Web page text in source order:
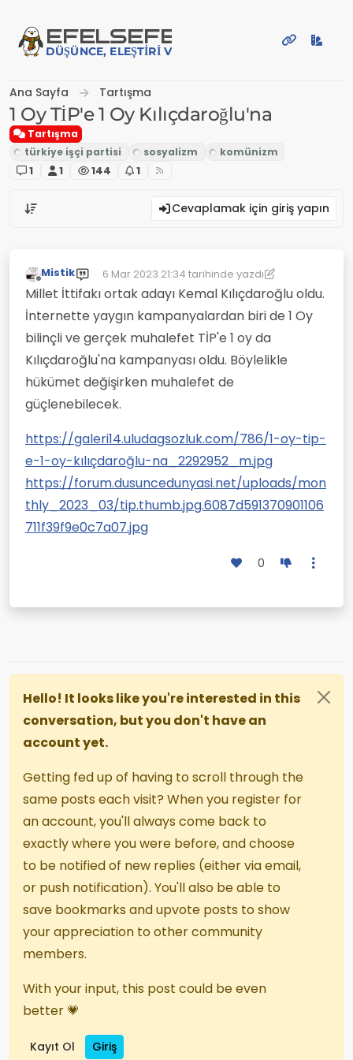
EFELSEFE
DÜŞÜNCE, ELEŞTIRI VE PAYLAŞIM PLATFORMU
Ana Sayfa Tartışma
1 Oy TİP'e 1 Oy Kılıçdaroğlu'na
Tartışma
1 1 144 1
Cevaplamak için giriş yapın
Çevrimdışı
Mistik 6 Mar 2023 21:34 tarihinde yazdı
Son düzenleyen: Mistik3 Haz 2023 21:40
Millet İttifakı ortak adayı Kemal Kılıçdaroğlu oldu.
İnternette yaygın kampanyalardan biri de 1 Oy
bilinçli ve gerçek muhalefet TİP'e 1 oy da
Kılıçdaroğlu'na kampanyası oldu. Böylelikle
hükümet değişirken muhalefet de
güçlenebilecek.
https://galeri14.uludagsozluk.com/786/1-oy-tip-
e-1-oy-kılıçdaroğlu-na_2292952_m.jpg
https://forum.dusuncedunyasi.net/uploads/mon
thly_2023_03/tip.thumb.jpg.6087d591370901106
711f39f9e0c7a07.jpg
0
Hello! It looks like you're interested in this
conversation, but you don't have an
account yet.
Getting fed up of having to scroll through the
same posts each visit? When you register for
an account, you'll always come back to
exactly where you were before, and choose
to be notified of new replies (either via email,
or push notification). You'll also be able to
save bookmarks and upvote posts to show
your appreciation to other community
members.
With your input, this post could be even
better 💗
Kayıt Ol Giriş